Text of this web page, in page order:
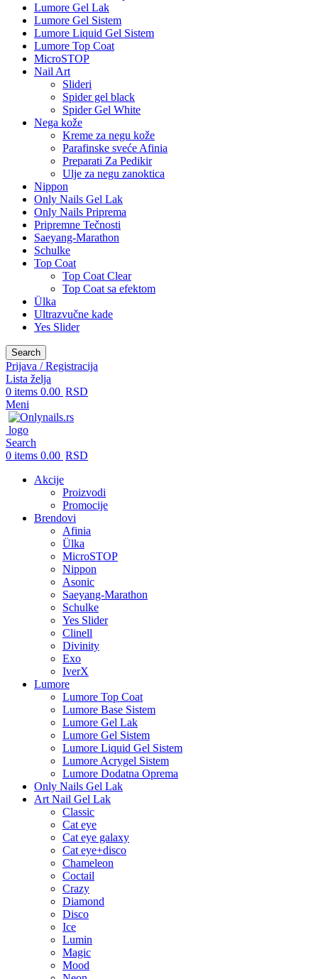
Lumore Gel Lak
Lumore Gel Sistem
Lumore Liquid Gel Sistem
Lumore Top Coat
MicroSTOP
Nail Art
Slideri
Spider gel black
Spider Gel White
Nega kože
Kreme za negu kože
Parafinske sveće Afinia
Preparati Za Pedikir
Ulje za negu zanoktica
Nippon
Only Nails Gel Lak
Only Nails Priprema
Pripremne Tečnosti
Saeyang-Marathon
Schulke
Top Coat
Top Coat Clear
Top Coat sa efektom
Ülka
Ultrazvučne kade
Yes Slider
Search
Prijava / Registracija
Lista želja
0 items 0.00 RSD
Meni
Search
0 items 0.00 RSD
Akcije
Proizvodi
Promocije
Brendovi
Afinia
Ülka
MicroSTOP
Nippon
Asonic
Saeyang-Marathon
Schulke
Yes Slider
Clinell
Divinity
Exo
IverX
Lumore
Lumore Top Coat
Lumore Base Sistem
Lumore Gel Lak
Lumore Gel Sistem
Lumore Liquid Gel Sistem
Lumore Acrygel Sistem
Lumore Dodatna Oprema
Only Nails Gel Lak
Art Nail Gel Lak
Classic
Cat eye
Cat eye galaxy
Cat eye+disco
Chameleon
Coctail
Crazy
Diamond
Disco
Ice
Lumin
Magic
Mood